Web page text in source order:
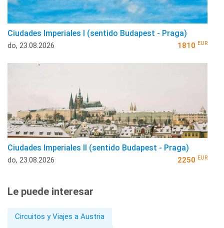
Ciudades Imperiales I (sentido Budapest - Praga)
do, 23.08.2026 1810 EUR
Ciudades Imperiales II (sentido Budapest - Praga)
do, 23.08.2026 2250 EUR
Le puede interesar
Circuitos y Viajes a Austria